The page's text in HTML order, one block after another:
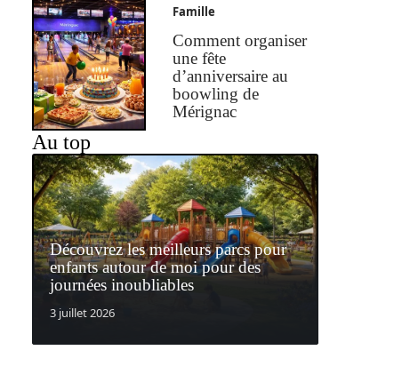
Famille
Comment organiser
une fête
d’anniversaire au
boowling de
Mérignac
Au top
Découvrez les meilleurs parcs pour
enfants autour de moi pour des
journées inoubliables
3 juillet 2026